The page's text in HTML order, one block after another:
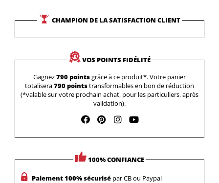
CHAMPION DE LA SATISFACTION CLIENT
VOS POINTS FIDÉLITÉ
Gagnez790 pointsgrâce à ce produit*. Votre panier
totalisera790 pointstransformables en bon de réduction
(*valable sur votre prochain achat, pour les particuliers, après
validation).
100% CONFIANCE
Paiement 100% sécurisé par CB ou Paypal